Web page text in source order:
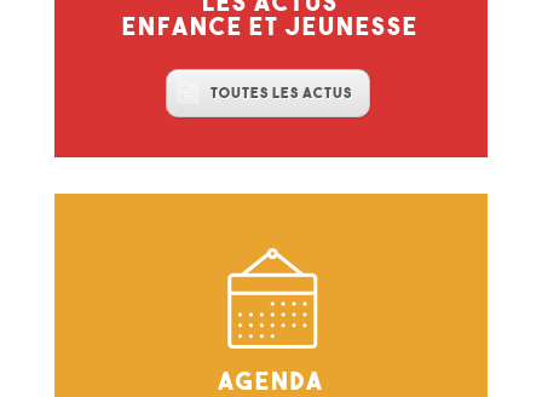
enfance et jeunesse
Toutes les actus
Agenda